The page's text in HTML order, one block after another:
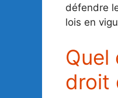
défendre
lois en
Quel
droit